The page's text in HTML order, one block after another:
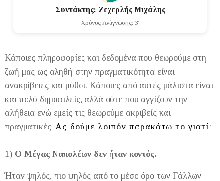
Συντάκτης: Ζεχερλής Μιχάλης
Χρόνος Ανάγνωσης: 3'
Κάποιες πληροφορίες και δεδομένα που θεωρούμε στη
ζωή μας ως αληθή στην πραγματικότητα είναι
ανακρίβειες και μύθοι. Κάποιες από αυτές μάλιστα είναι
και πολύ δημοφιλείς, αλλά ούτε που αγγίζουν την
αλήθεια ενώ εμείς τις θεωρούμε ακριβείς και
πραγματικές. Ας δούμε λοιπόν παρακάτω το γιατί:
1) Ο Μέγας Ναπολέων δεν ήταν κοντός.
Ήταν ψηλός, πιο ψηλός από το μέσο όρο των Γάλλων